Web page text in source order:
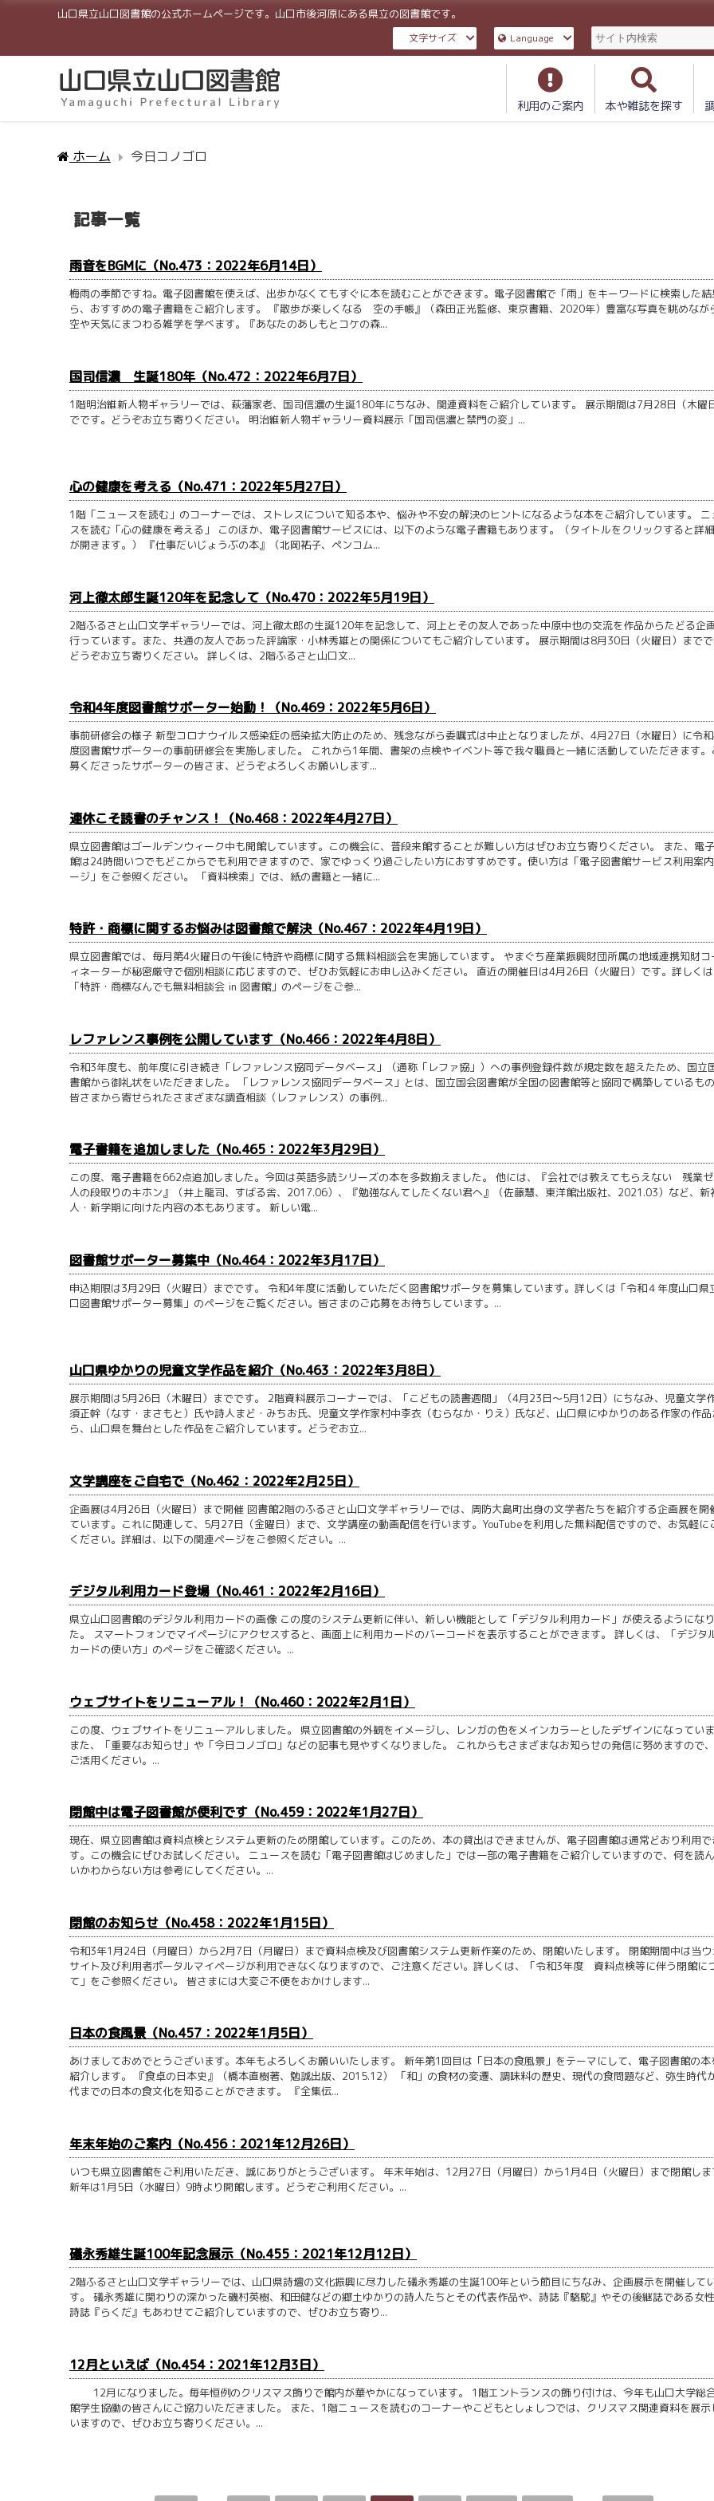
山口県立山口図書館の公式ホームページです。山口市後河原にある県立の図書館です。
文字サイズ Language
利用のご案内 本や雑誌を探す
ホーム 今日コノゴロ
記事一覧
雨音をBGMに（No.473：2022年6月14日）
梅雨の季節ですね。電子図書館を使えば、出歩かなくてもすぐに本を読むことができます。電子図書館で「雨」をキーワードに検索した
ら、おすすめの電子書籍をご紹介します。 『散歩が楽しくなる 空の手帳』（森田正光監修、東京書籍、2020年）豊富な写真を眺めなが
空や天気にまつわる雑学を学べます。『あなたのあしもとコケの森...
国司信濃 生誕180年（No.472：2022年6月7日）
1階明治維新人物ギャラリーでは、萩藩家老、国司信濃の生誕180年にちなみ、関連資料をご紹介しています。 展示期間は7月28日（木曜
でです。どうぞお立ち寄りください。 明治維新人物ギャラリー資料展示「国司信濃と禁門の変」...
心の健康を考える（No.471：2022年5月27日）
1階「ニュースを読む」のコーナーでは、ストレスについて知る本や、悩みや不安の解決のヒントになるような本をご紹介しています。 ニ
スを読む「心の健康を考える」 このほか、電子図書館サービスには、以下のような電子書籍もあります。（タイトルをクリックすると詳
が開きます。） 『仕事だいじょうぶの本』（北岡祐子、ペンコム...
河上徹太郎生誕120年を記念して（No.470：2022年5月19日）
2階ふるさと山口文学ギャラリーでは、河上徹太郎の生誕120年を記念して、河上とその友人であった中原中也の交流を作品からたどる企
行っています。また、共通の友人であった評論家・小林秀雄との関係についてもご紹介しています。 展示期間は8月30日（火曜日）までで
どうぞお立ち寄りください。 詳しくは、2階ふるさと山口文...
令和4年度図書館サポーター始動！（No.469：2022年5月6日）
事前研修会の様子 新型コロナウイルス感染症の感染拡大防止のため、残念ながら委嘱式は中止となりましたが、4月27日（水曜日）に令
度図書館サポーターの事前研修会を実施しました。 これから1年間、書架の点検やイベント等で我々職員と一緒に活動していただきます。
募くださったサポーターの皆さま、どうぞよろしくお願いします...
連休こそ読書のチャンス！（No.468：2022年4月27日）
県立図書館はゴールデンウィーク中も開館しています。この機会に、普段来館することが難しい方はぜひお立ち寄りください。 また、電
館は24時間いつでもどこからでも利用できますので、家でゆっくり過ごしたい方におすすめです。使い方は「電子図書館サービス利用案
ージ」をご参照ください。 「資料検索」では、紙の書籍と一緒に...
特許・商標に関するお悩みは図書館で解決（No.467：2022年4月19日）
県立図書館では、毎月第4火曜日の午後に特許や商標に関する無料相談会を実施しています。 やまぐち産業振興財団所属の地域連携知財コ
ィネーターが秘密厳守で個別相談に応じますので、ぜひお気軽にお申し込みください。 直近の開催日は4月26日（火曜日）です。詳しくは
「特許・商標なんでも無料相談会 in 図書館」のページをご参...
レファレンス事例を公開しています（No.466：2022年4月8日）
令和3年度も、前年度に引き続き「レファレンス協同データベース」（通称「レファ協」）への事例登録件数が規定数を超えたため、国立
書館から御礼状をいただきました。 「レファレンス協同データベース」とは、国立国会図書館が全国の図書館等と協同で構築しているもの
皆さまから寄せられたさまざまな調査相談（レファレンス）の事例...
電子書籍を追加しました（No.465：2022年3月29日）
この度、電子書籍を662点追加しました。今回は英語多読シリーズの本を多数揃えました。 他には、『会社では教えてもらえない 残業
人の段取りのキホン』（井上龍司、すばる舎、2017.06）、『勉強なんてしたくない君へ』（佐藤慧、東洋館出版社、2021.03）など、新
人・新学期に向けた内容の本もあります。 新しい電...
図書館サポーター募集中（No.464：2022年3月17日）
申込期限は3月29日（火曜日）までです。 令和4年度に活動していただく図書館サポータを募集しています。詳しくは「令和４年度山口県
口図書館サポーター募集」のページをご覧ください。皆さまのご応募をお待ちしています。...
山口県ゆかりの児童文学作品を紹介（No.463：2022年3月8日）
展示期間は5月26日（木曜日）までです。 2階資料展示コーナーでは、「こどもの読書週間」（4月23日～5月12日）にちなみ、児童文学
須正幹（なす・まさもと）氏や詩人まど・みちお氏、児童文学作家村中李衣（むらなか・りえ）氏など、山口県にゆかりのある作家の作品
ら、山口県を舞台とした作品をご紹介しています。どうぞお立...
文学講座をご自宅で（No.462：2022年2月25日）
企画展は4月26日（火曜日）まで開催 図書館2階のふるさと山口文学ギャラリーでは、周防大島町出身の文学者たちを紹介する企画展を開
ています。これに関連して、5月27日（金曜日）まで、文学講座の動画配信を行います。YouTubeを利用した無料配信ですので、お気軽に
ください。詳細は、以下の関連ページをご参照ください。...
デジタル利用カード登場（No.461：2022年2月16日）
県立山口図書館のデジタル利用カードの画像 この度のシステム更新に伴い、新しい機能として「デジタル利用カード」が使えるようにな
た。 スマートフォンでマイページにアクセスすると、画面上に利用カードのバーコードを表示することができます。 詳しくは、「デジタ
カードの使い方」のページをご確認ください。...
ウェブサイトをリニューアル！（No.460：2022年2月1日）
この度、ウェブサイトをリニューアルしました。 県立図書館の外観をイメージし、レンガの色をメインカラーとしたデザインになっていま
また、「重要なお知らせ」や「今日コノゴロ」などの記事も見やすくなりました。 これからもさまざまなお知らせの発信に努めますので
ご活用ください。...
閉館中は電子図書館が便利です（No.459：2022年1月27日）
現在、県立図書館は資料点検とシステム更新のため閉館しています。このため、本の貸出はできませんが、電子図書館は通常どおり利用で
す。この機会にぜひお試しください。 ニュースを読む「電子図書館はじめました」では一部の電子書籍をご紹介していますので、何を読
いかわからない方は参考にしてください。...
閉館のお知らせ（No.458：2022年1月15日）
令和3年1月24日（月曜日）から2月7日（月曜日）まで資料点検及び図書館システム更新作業のため、閉館いたします。 閉館期間中は当
サイト及び利用者ポータルマイページが利用できなくなりますので、ご注意ください。詳しくは、「令和3年度 資料点検等に伴う閉館に
て」をご参照ください。 皆さまには大変ご不便をおかけします...
日本の食風景（No.457：2022年1月5日）
あけましておめでとうございます。本年もよろしくお願いいたします。 新年第1回目は「日本の食風景」をテーマにして、電子図書館の本
紹介します。 『食卓の日本史』（橋本直樹著、勉誠出版、2015.12） 「和」の食材の変遷、調味料の歴史、現代の食問題など、弥生時代
代までの日本の食文化を知ることができます。 『全集伝...
年末年始のご案内（No.456：2021年12月26日）
いつも県立図書館をご利用いただき、誠にありがとうございます。 年末年始は、12月27日（月曜日）から1月4日（火曜日）まで閉館しま
新年は1月5日（水曜日）9時より開館します。どうぞご利用ください。...
礒永秀雄生誕100年記念展示（No.455：2021年12月12日）
2階ふるさと山口文学ギャラリーでは、山口県詩壇の文化振興に尽力した礒永秀雄の生誕100年という節目にちなみ、企画展示を開催して
す。 礒永秀雄に関わりの深かった磯村英樹、和田健などの郷土ゆかりの詩人たちとその代表作品や、詩誌『駱駝』やその後継誌である女
詩誌『らくだ』もあわせてご紹介していますので、ぜひお立ち寄り...
12月といえば（No.454：2021年12月3日）
12月になりました。毎年恒例のクリスマス飾りで館内が華やかになっています。 1階エントランスの飾り付けは、今年も山口大学総
館学生協働の皆さんにご協力いただきました。 また、1階ニュースを読むのコーナーやこどもとしょしつでは、クリスマス関連資料を展示
いますので、ぜひお立ち寄りください。...